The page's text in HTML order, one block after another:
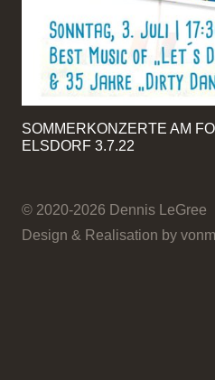
SOMMERKONZERTE AM
ELSDORF 3.7.22
© 2020-2026 Dennis LeGree
Design & Realisation by